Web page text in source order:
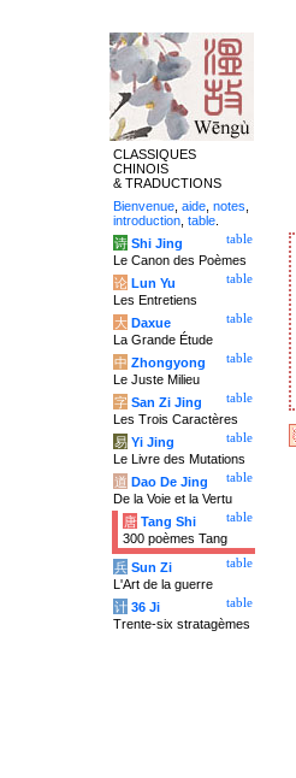
CLASSIQUES
CHINOIS
& TRADUCTIONS
Bienvenue aide notes
introduction table
table
诗 Shi Jing
Le Canon des Poèmes
table
论 Lun Yu
Les Entretiens
table
大 Daxue
La Grande Étude
table
中 Zhongyong
Le Juste Milieu
table
字 San Zi Jing
Les Trois Caractères
table
易 Yi Jing
Le Livre des Mutations
table
道 Dao De Jing
De la Voie et la Vertu
table
唐 Tang Shi
300 poèmes Tang
table
兵 Sun Zi
L'Art de la guerre
table
计 36 Ji
Trente-six stratagèmes